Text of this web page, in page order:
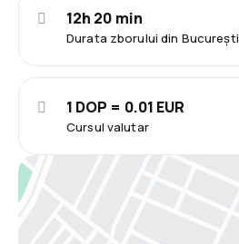
Durata zborului din București
12h 20 min
Cursul valutar
1 DOP = 0.01 EUR